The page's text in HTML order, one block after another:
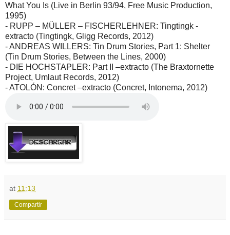
What You Is (Live in Berlin 93/94, Free Music Production,
1995)
- RUPP – MÜLLER – FISCHERLEHNER: Tingtingk -
extracto (Tingtingk, Gligg Records, 2012)
- ANDREAS WILLERS: Tin Drum Stories, Part 1: Shelter
(Tin Drum Stories, Between the Lines, 2000)
- DIE HOCHSTAPLER: Part II –extracto (The Braxtornette
Project, Umlaut Records, 2012)
- ATOLÓN: Concret –extracto (Concret, Intonema, 2012)
at 11:13
Compartir